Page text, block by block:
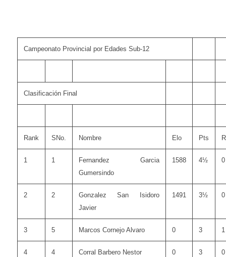
Campeonato Provincial por Edades Sub-12
Clasificación Final
Rank SNo. Nombre Elo Pts
1 1
Fernandez Garcia
Gumersindo
1588 4½ 0
2 2
Gonzalez San Isidoro
Javier
1491 3½ 0
3 5 Marcos Cornejo Alvaro 0 3 1
4 4 Corral Barbero Nestor 0 3 0